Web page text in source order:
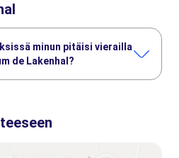
minun pitäisi vierailla
de Lakenhal?